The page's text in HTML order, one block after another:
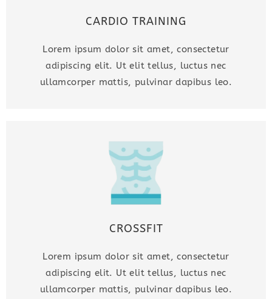
CARDIO TRAINING
Lorem ipsum dolor sit amet, consectetur
adipiscing elit. Ut elit tellus, luctus nec
ullamcorper mattis, pulvinar dapibus leo.
CROSSFIT
Lorem ipsum dolor sit amet, consectetur
adipiscing elit. Ut elit tellus, luctus nec
ullamcorper mattis, pulvinar dapibus leo.